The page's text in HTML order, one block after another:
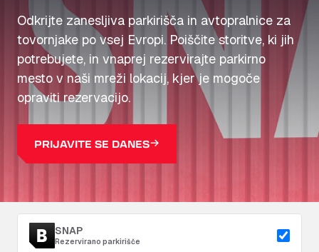
Odkrijte zanesljiva parkirišča in avtopralnice za
tovornjake po vsej Evropi. Poiščite storitve, ki jih
potrebujete, in vnaprej rezervirajte parkirno
mesto v naši mreži lokacij, kjer je mogoče
opraviti rezervacijo.
PRIJAVITE SE DANES
SNAP
Rezervirano parkirišče